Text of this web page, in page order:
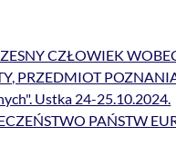
CZŁOWIEK
PRZEDMIOT
Ustka 24-25.10.2024.
PAŃSTW